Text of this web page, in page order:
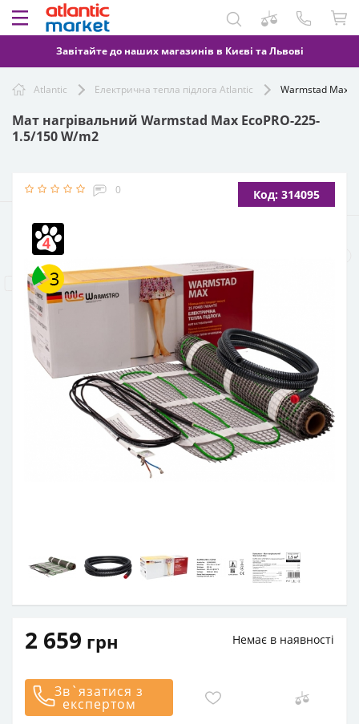
Завітайте до наших магазинів в Києві та Львові
Atlantic Електрична тепла підлога Atlantic Warmstad Max
Мат нагрівальний Warmstad Max EcoPRO-225-
1.5/150 W/m2
0 Код: 314095
Немає в наявності
2 659 грн
Зв`язатися з
експертом